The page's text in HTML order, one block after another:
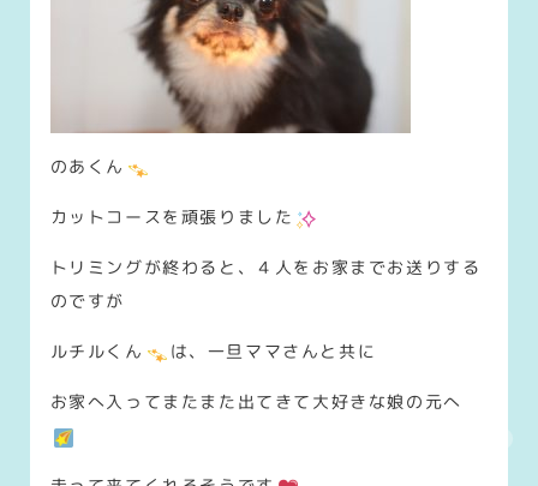
のあくん
カットコースを頑張りました
トリミングが終わると、４人をお家までお送りする
のですが
ルチルくん は、一旦ママさんと共に
お家へ入ってまたまた出てきて大好きな娘の元へ